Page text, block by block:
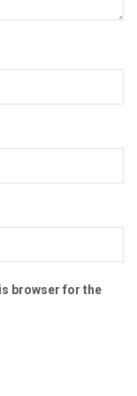
browser for the